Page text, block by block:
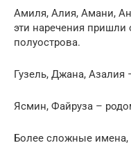
Амиля, Алия, Амани,
эти наречения пришли
полуострова.
Гузель, Джана, Азалия
Ясмин, Файруза –
Более сложные имена,